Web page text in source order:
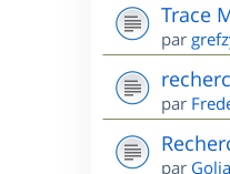
Trace
par
par
par